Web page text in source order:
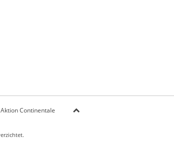
Aktion Continentale